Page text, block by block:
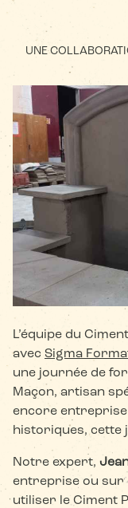
UNE
L’équipe du
avec Sigma
une journée de
Maçon, artisan
encore
historiques, cette
Notre expert,
entreprise ou sur
utiliser le Ciment